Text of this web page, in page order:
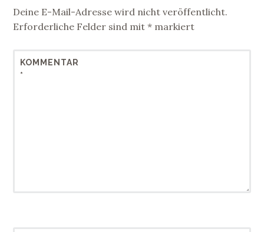
Deine E-Mail-Adresse wird nicht veröffentlicht.
Erforderliche Felder sind mit* markiert
KOMMENTAR
*